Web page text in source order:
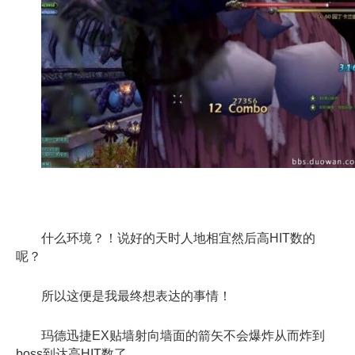
什么环境？！说好的天时人地相宜然后高HIT数的
呢？
所以这便是我最终想表达的事情！
玛德迅捷EX贴墙射向墙面的箭矢不会爆炸从而炸到